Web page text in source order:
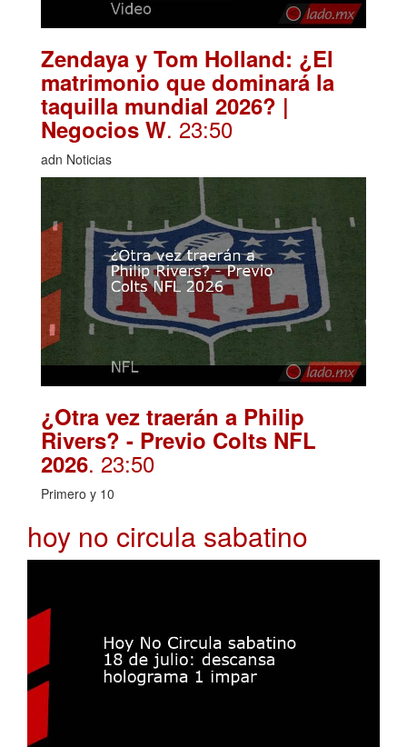
Zendaya y Tom Holland: ¿El
matrimonio que dominará la
taquilla mundial 2026? |
Negocios W. 23:50
adn Noticias
¿Otra vez traerán a Philip
Rivers? - Previo Colts NFL
2026. 23:50
Primero y 10
hoy no circula sabatino